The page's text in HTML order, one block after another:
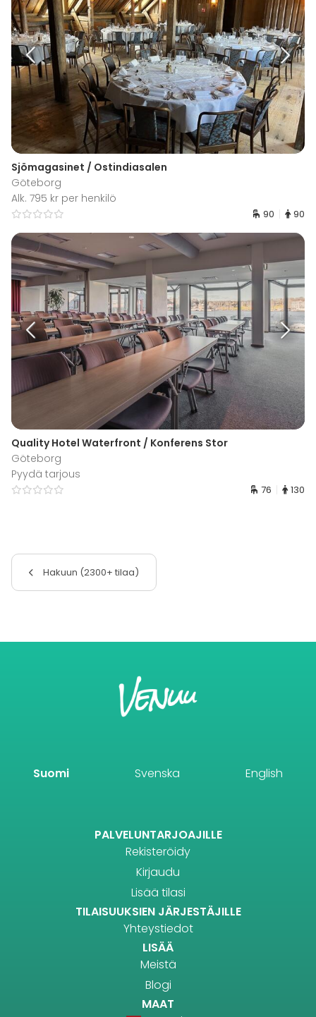
Sjömagasinet / Ostindiasalen
Göteborg
Alk. 795 kr per henkilö
90 90
Quality Hotel Waterfront / Konferens Stor
Göteborg
Pyydä tarjous
76 130
Hakuun (2300+ tilaa)
Suomi Svenska English
PALVELUNTARJOAJILLE
Rekisteröidy
Kirjaudu
Lisää tilasi
TILAISUUKSIEN JÄRJESTÄJILLE
Yhteystiedot
LISÄÄ
Meistä
Blogi
MAAT